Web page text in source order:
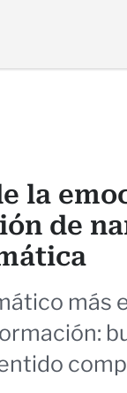
la
de
más